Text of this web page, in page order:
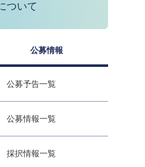
ついて
公募情報
公募予告一覧
公募情報一覧
採択情報一覧